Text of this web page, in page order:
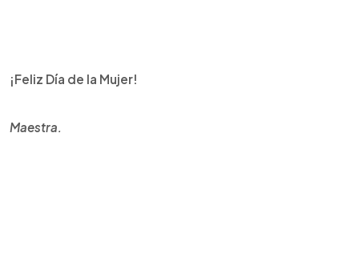
¡Feliz Día de la Mujer!
Maestra.